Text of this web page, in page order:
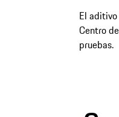
El
Centro
pruebas.